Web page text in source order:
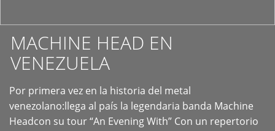
MACHINE HEAD EN
VENEZUELA
Por primera vez en la historia del metal
venezolano:llega al país la legendaria banda Machine
Headcon su tour “An Evening With” Con un repertorio